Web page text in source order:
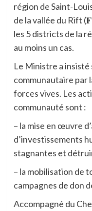
région de Saint-
de la vallée du Rift (
les 5 districts de la
au moins un cas.
Le Ministre a insisté
communautaire par
forces vives. Les
communauté sont :
– la mise en œuvre
d’investissements
stagnantes et
– la mobilisation de
campagnes de don
Accompagné du